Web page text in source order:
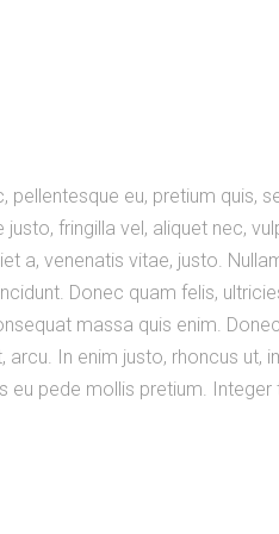
pellentesque eu, pretium quis,
fringilla vel, aliquet nec,
a, venenatis vitae, justo.
Donec quam felis,
massa quis enim.
arcu. In enim justo, rhoncus ut,
eu pede mollis pretium. Integer